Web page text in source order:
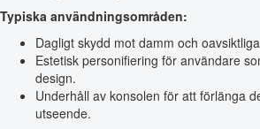
Typiska användningsområden:
Dagligt skydd mot damm och
Estetisk personifiering för användare
design.
Underhåll av konsolen för att förlänga
utseende.